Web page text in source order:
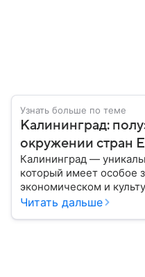
Узнать больше по теме
Калининград:
окружении стран
Калининград —
который имеет особое
экономическом и
город, расположенный
Читать дальше